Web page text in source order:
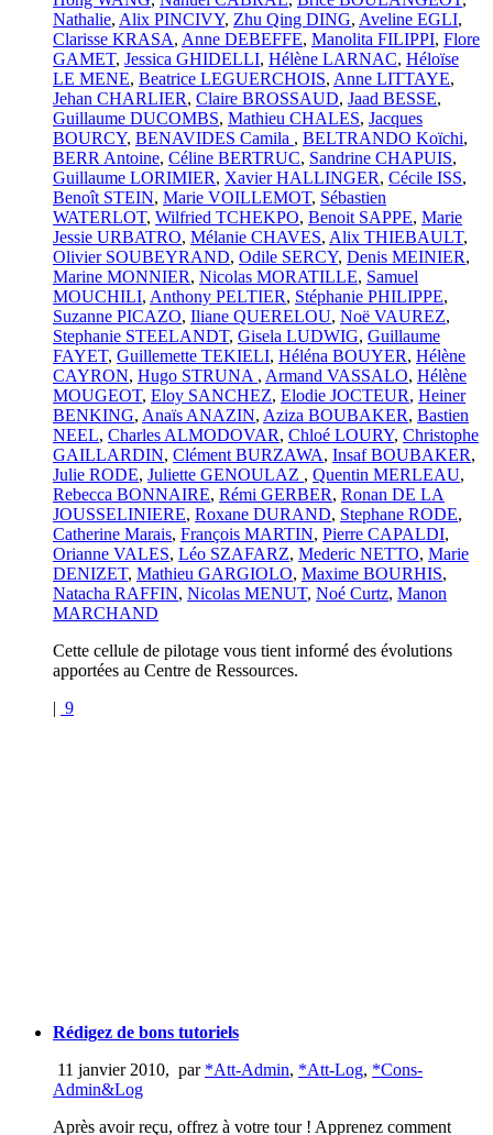
Nathalie, Alix PINCIVY, Zhu Qing DING, Aveline EGLI,
Clarisse KRASA, Anne DEBEFFE, Manolita FILIPPI, Flore
GAMET, Jessica GHIDELLI, Hélène LARNAC, Héloïse
LE MENE, Beatrice LEGUERCHOIS, Anne LITTAYE,
Jehan CHARLIER, Claire BROSSAUD, Jaad BESSE,
Guillaume DUCOMBS, Mathieu CHALES, Jacques
BOURCY, BENAVIDES Camila , BELTRANDO Koïchi,
BERR Antoine, Céline BERTRUC, Sandrine CHAPUIS,
Guillaume LORIMIER, Xavier HALLINGER, Cécile ISS,
Benoît STEIN, Marie VOILLEMOT, Sébastien
WATERLOT, Wilfried TCHEKPO, Benoit SAPPE, Marie
Jessie URBATRO, Mélanie CHAVES, Alix THIEBAULT,
Olivier SOUBEYRAND, Odile SERCY, Denis MEINIER,
Marine MONNIER, Nicolas MORATILLE, Samuel
MOUCHILI, Anthony PELTIER, Stéphanie PHILIPPE,
Suzanne PICAZO, Iliane QUERELOU, Noë VAUREZ,
Stephanie STEELANDT, Gisela LUDWIG, Guillaume
FAYET, Guillemette TEKIELI, Héléna BOUYER, Hélène
CAYRON, Hugo STRUNA , Armand VASSALO, Hélène
MOUGEOT, Eloy SANCHEZ, Elodie JOCTEUR, Heiner
BENKING, Anaïs ANAZIN, Aziza BOUBAKER, Bastien
NEEL, Charles ALMODOVAR, Chloé LOURY, Christophe
GAILLARDIN, Clément BURZAWA, Insaf BOUBAKER,
Julie RODE, Juliette GENOULAZ , Quentin MERLEAU,
Rebecca BONNAIRE, Rémi GERBER, Ronan DE LA
JOUSSELINIERE, Roxane DURAND, Stephane RODE,
Catherine Marais, François MARTIN, Pierre CAPALDI,
Orianne VALES, Léo SZAFARZ, Mederic NETTO, Marie
DENIZET, Mathieu GARGIOLO, Maxime BOURHIS,
Natacha RAFFIN, Nicolas MENUT, Noé Curtz, Manon
MARCHAND
Cette cellule de pilotage vous tient informé des évolutions
apportées au Centre de Ressources.
| 9
Rédigez de bons tutoriels
11 janvier 2010, par *Att-Admin, *Att-Log, *Cons-
Admin&Log
Après avoir reçu, offrez à votre tour ! Apprenez comment